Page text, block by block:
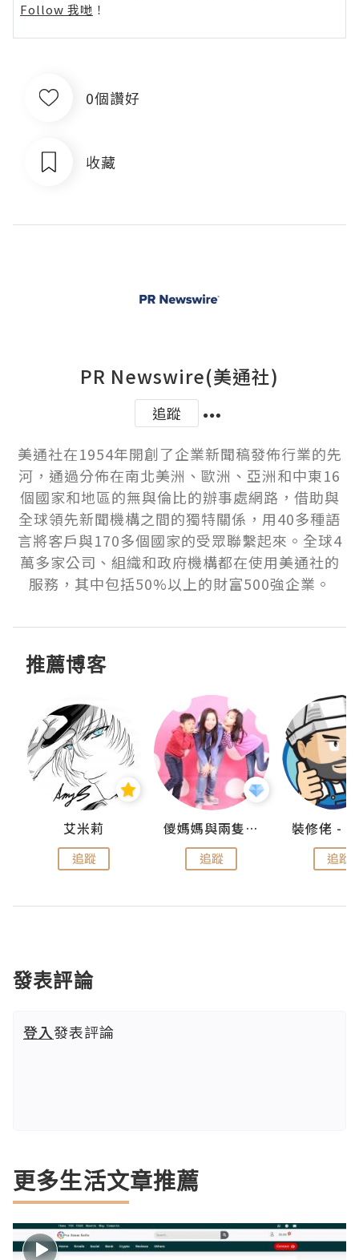
Follow 我哋 ！
0個讚好
收藏
PR Newswire(美通社)
追蹤
美通社在1954年開創了企業新聞稿發佈行業的先
河，通過分佈在南北美洲、歐洲、亞洲和中東16
個國家和地區的無與倫比的辦事處網路，借助與
全球領先新聞機構之間的獨特關係，用40多種語
言將客戶與170多個國家的受眾聯繫起來。全球4
萬多家公司、組織和政府機構都在使用美通社的
服務，其中包括50%以上的財富500強企業。
推薦博客
艾米莉
追蹤
儍媽媽與兩隻小魔怪之家
追蹤 追蹤
發表評論
登入發表評論
更多生活文章推薦